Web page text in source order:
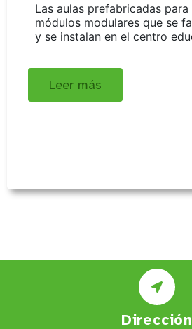
Las aulas prefabricadas
módulos modulares que se
y se instalan en el centro
Leer más
Dirección